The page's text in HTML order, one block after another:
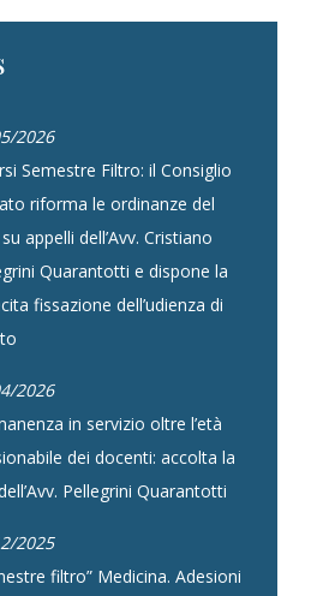
2026
Semestre Filtro: il Consiglio
riforma le ordinanze del
appelli dell’Avv. Cristiano
Quarantotti e dispone la
fissazione dell’udienza di
2026
in servizio oltre l’età
dei docenti: accolta la
Pellegrini Quarantotti
2025
filtro” Medicina. Adesioni